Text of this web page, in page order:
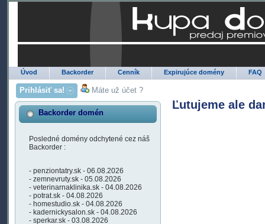
Úvod Backorder Cenník Expirujúce domény FAQ
Prihlásiť sa! Máte už účet ?
Backorder domén
Posledné domény odchytené cez náš
Backorder :
- penziontatry.sk - 06.08.2026
- zemnevruty.sk - 05.08.2026
- veterinarnaklinika.sk - 04.08.2026
- potrat.sk - 04.08.2026
- homestudio.sk - 04.08.2026
- kadernickysalon.sk - 04.08.2026
- sperkar.sk - 03.08.2026
Ľutujeme ale